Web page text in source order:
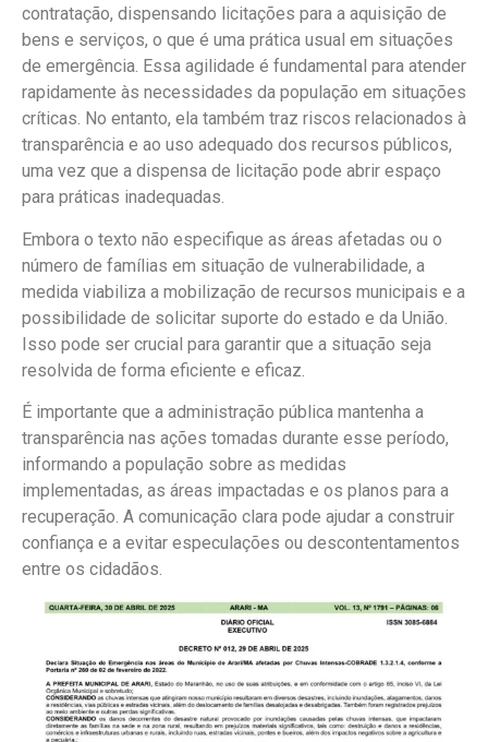
contratação, dispensando licitações para a aquisição de
bens e serviços, o que é uma prática usual em situações
de emergência. Essa agilidade é fundamental para atender
rapidamente às necessidades da população em situações
críticas. No entanto, ela também traz riscos relacionados à
transparência e ao uso adequado dos recursos públicos,
uma vez que a dispensa de licitação pode abrir espaço
para práticas inadequadas.
Embora o texto não especifique as áreas afetadas ou o
número de famílias em situação de vulnerabilidade, a
medida viabiliza a mobilização de recursos municipais e a
possibilidade de solicitar suporte do estado e da União.
Isso pode ser crucial para garantir que a situação seja
resolvida de forma eficiente e eficaz.
É importante que a administração pública mantenha a
transparência nas ações tomadas durante esse período,
informando a população sobre as medidas
implementadas, as áreas impactadas e os planos para a
recuperação. A comunicação clara pode ajudar a construir
confiança e a evitar especulações ou descontentamentos
entre os cidadãos.